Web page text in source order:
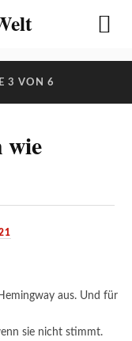
3 VON 6
wie
aus. Und für
sie nicht stimmt.